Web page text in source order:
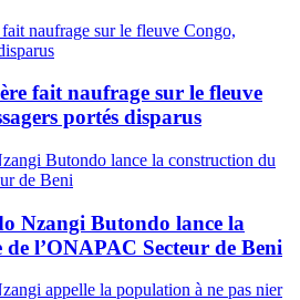
fait naufrage sur le fleuve
portés disparus
Nzangi Butondo lance la
l’ONAPAC Secteur de Beni